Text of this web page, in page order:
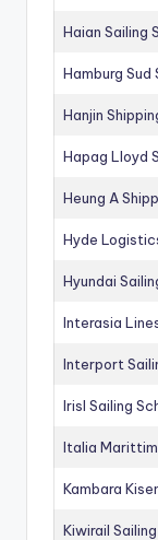
Haian Sailing
Hamburg Sud
Hanjin
Hapag Lloyd
Heung A
Hyde
Hyundai
Interasia
Interport
Irisl Sailing
Italia
Kambara
Kiwirail